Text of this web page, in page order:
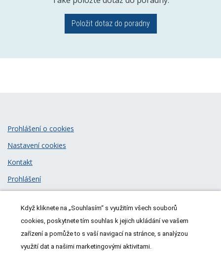
Položit dotaz do poradny
© 2026MeDitorial| ISSN 1805-3408
Prohlášení o cookies
Nastavení cookies
Kontakt
Prohlášení
Když kliknete na „Souhlasím“ s využitím všech souborů
cookies, poskytnete tím souhlas k jejich ukládání ve vašem
zařízení a pomůže to s vaší navigací na stránce, s analýzou
využití dat a našimi marketingovými aktivitami.